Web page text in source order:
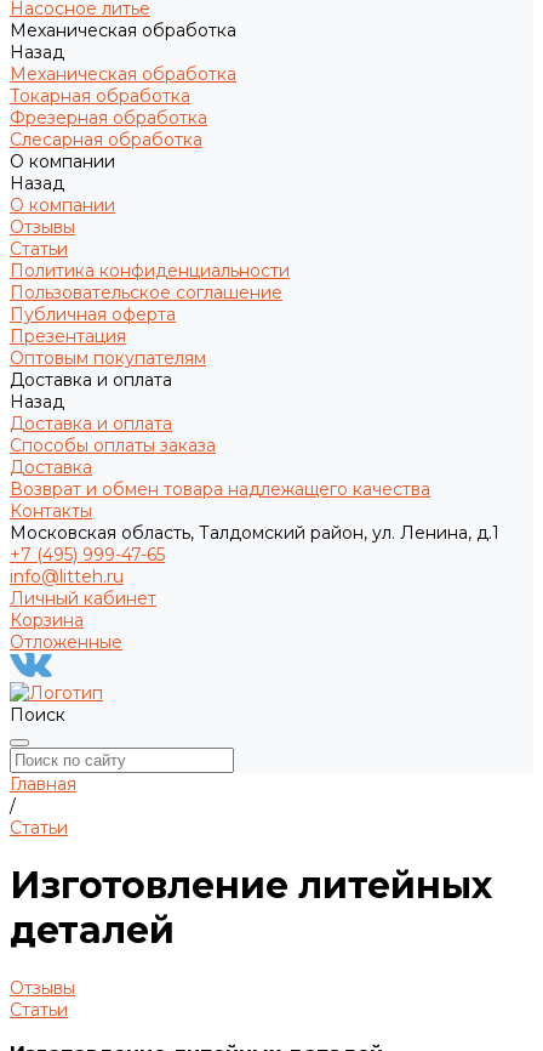
Насосное литье
Механическая обработка
Назад
Механическая обработка
Токарная обработка
Фрезерная обработка
Слесарная обработка
О компании
Назад
О компании
Отзывы
Статьи
Политика конфиденциальности
Пользовательское соглашение
Публичная оферта
Презентация
Оптовым покупателям
Доставка и оплата
Назад
Доставка и оплата
Способы оплаты заказа
Доставка
Возврат и обмен товара надлежащего качества
Контакты
Московская область, Талдомский район, ул. Ленина, д.1
+7 (495) 999-47-65
info@litteh.ru
Личный кабинет
Корзина
Отложенные
Поиск
Главная
/
Статьи
Изготовление литейных
деталей
Отзывы
Статьи